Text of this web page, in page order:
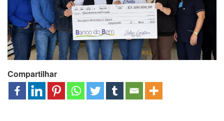
Compartilhar